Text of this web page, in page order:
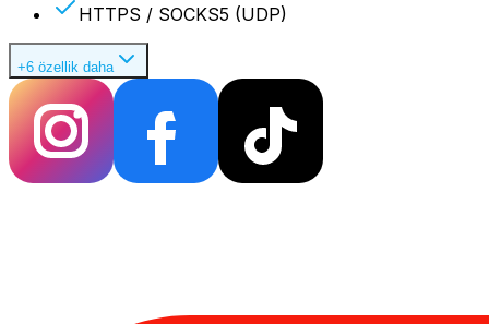
HTTPS / SOCKS5 (UDP)
+6 özellik daha